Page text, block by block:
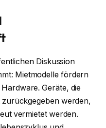
Diskussion
Mietmodelle fördern
Geräte, die
zurückgegeben werden,
vermietet werden.